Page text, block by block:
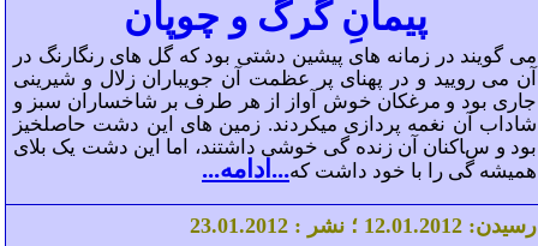
پیمانِ گرگ و چوپان
می گویند در زمانه های پیشین دشتی بود که گل های رنگارنگ در
آن می رویید و در پهنای پر عظمت آن جویباران زلال و شیرینی
جاری بود و مرغکان خوش آواز از هر طرف بر شاخساران سبز و
شاداب آن نغمه پردازی میکردند. زمین های این دشت حاصلخیز
بود و ساکنان آن زنده گی خوشی داشتند، اما این دشت یک بلای
همیشه گی را با خود داشت که...ادامه...
رسیدن: 12.01.2012 ؛ نشر : 23.01.2012